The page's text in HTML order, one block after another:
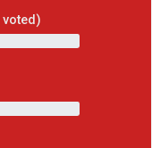
voted)